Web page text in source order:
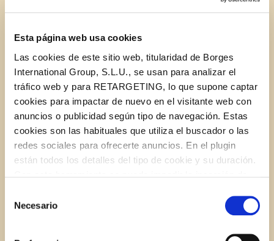
Esta página web usa cookies
Las cookies de este sitio web, titularidad de Borges
International Group, S.L.U., se usan para analizar el
tráfico web y para RETARGETING, lo que supone captar
cookies para impactar de nuevo en el visitante web con
anuncios o publicidad según tipo de navegación. Estas
cookies son las habituales que utiliza el buscador o las
redes sociales para ofrecerte anuncios. En el plugin
están todos los detalles del tipo de cookie y su duración.
la web aparece cómo evitar las cookies en el navegador.
Si se desea ver otra vez esta notificación navegar en
privado y aparecerá de nuevo. Le informamos que aún
Necesario
1/3 cup grated Parmesan cheese
1 cup low-fat buttermilk
2 Tbsp. unsalted butter, melted
2 eggs
11STAR Pimiento Stuffed Olives
, chopped (about